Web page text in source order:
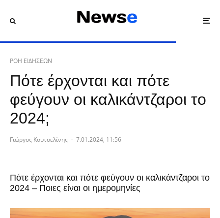
ΡΟΗ ΕΙΔΗΣΕΩΝ
Πότε έρχονται και πότε
φεύγουν οι καλικάντζαροι το
2024;
Γιώργος Κουτσελίνης · 7.01.2024, 11:56
Πότε έρχονται και πότε φεύγουν οι καλικάντζαροι το
2024 – Ποιες είναι οι ημερομηνίες